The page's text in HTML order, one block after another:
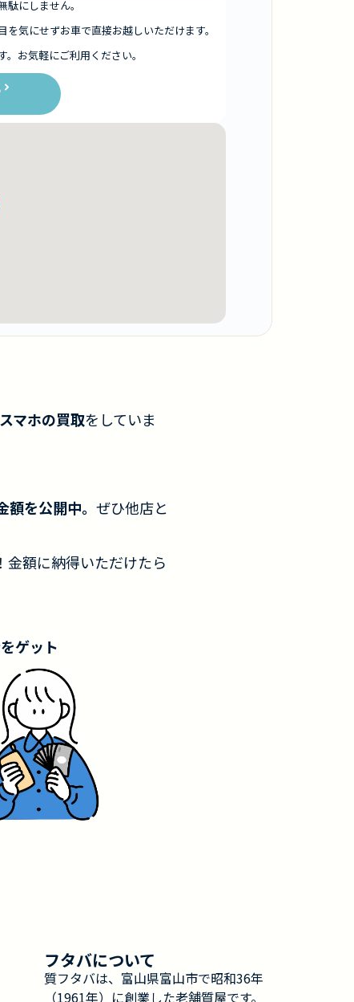
にしません。
気にせずお車で直接お越しいただけます。
お気軽にご利用ください。
マホの買取をしていま
を公開中。 ぜひ他店と
金額に納得いただけたら
ゲット
フタバについて
質フタバは、富山県富山市で昭和36年
（1961年）に創業した老舗質屋です。